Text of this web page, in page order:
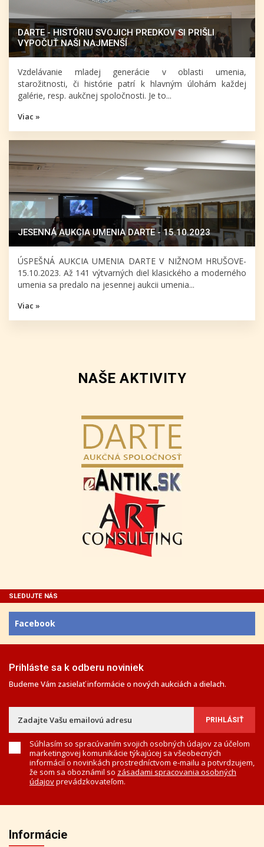
DARTE - HISTÓRIU SVOJICH PREDKOV SI PRIŠLI
VYPOČUŤ NAŠI NAJMENŠÍ
Vzdelávanie mladej generácie v oblasti umenia,
starožitnosti, či histórie patrí k hlavným úlohám každej
galérie, resp. aukčnej spoločnosti. Je to...
Viac »
JESENNÁ AUKCIA UMENIA DARTE - 15.10.2023
ÚSPEŠNÁ AUKCIA UMENIA DARTE V NIŽNOM HRUŠOVE-
15.10.2023. Až 141 výtvarných diel klasického a moderného
umenia sa predalo na jesennej aukcii umenia...
Viac »
NAŠE AKTIVITY
SLEDUJTE NÁS
Facebook
Prihláste sa k odberu noviniek
Budeme Vám zasielať informácie o nových aukciách a dielach.
Súhlasím so spracúvaním svojich osobných údajov za účelom
marketingovej komunikácie týkajúcej sa všeobecných
informácií o novinkách prostredníctvom e-mailu a potvrdzujem,
že som sa oboznámil so zásadami spracovania osobných
údajovprevádzkovateľom.
Informácie